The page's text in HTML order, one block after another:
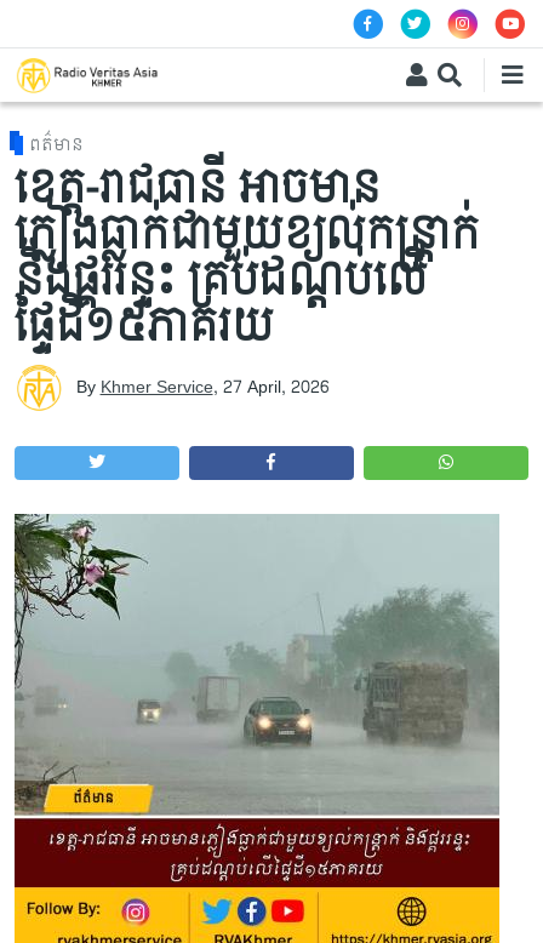
ពត៌មាន
ខេត្ដ-រាជធានី អាចមាន
ភ្លៀងធា្លក់ជាមួយខ្យល់កន្ត្រាក់
និងផ្គររន្ទះ គ្រប់ដណ្ដប់លើ
ផ្ទៃដី១៥ភាគរយ
ByKhmer Service, 27 April, 2026